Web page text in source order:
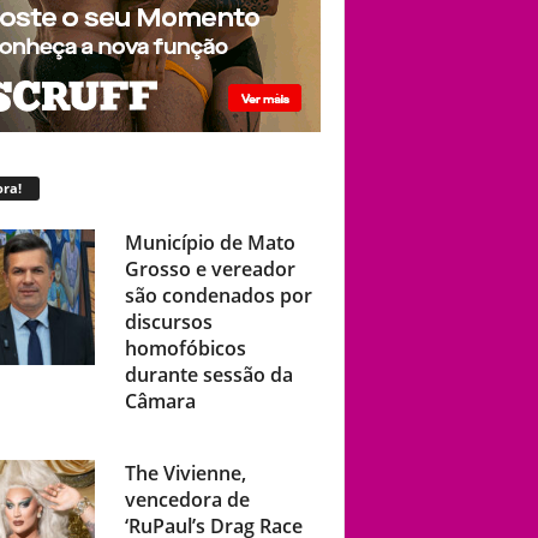
Município de Mato
Grosso e vereador
são condenados por
discursos
homofóbicos
durante sessão da
Câmara
The Vivienne,
vencedora de
‘RuPaul’s Drag Race